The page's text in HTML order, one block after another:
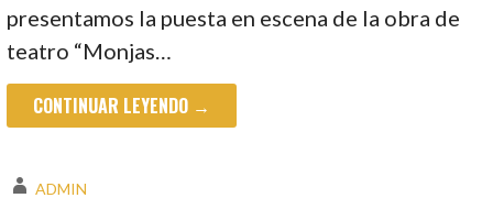
ADMIN
presentamos la puesta en escena de la obra de
teatro “Monjas…
CONTINUAR LEYENDO →